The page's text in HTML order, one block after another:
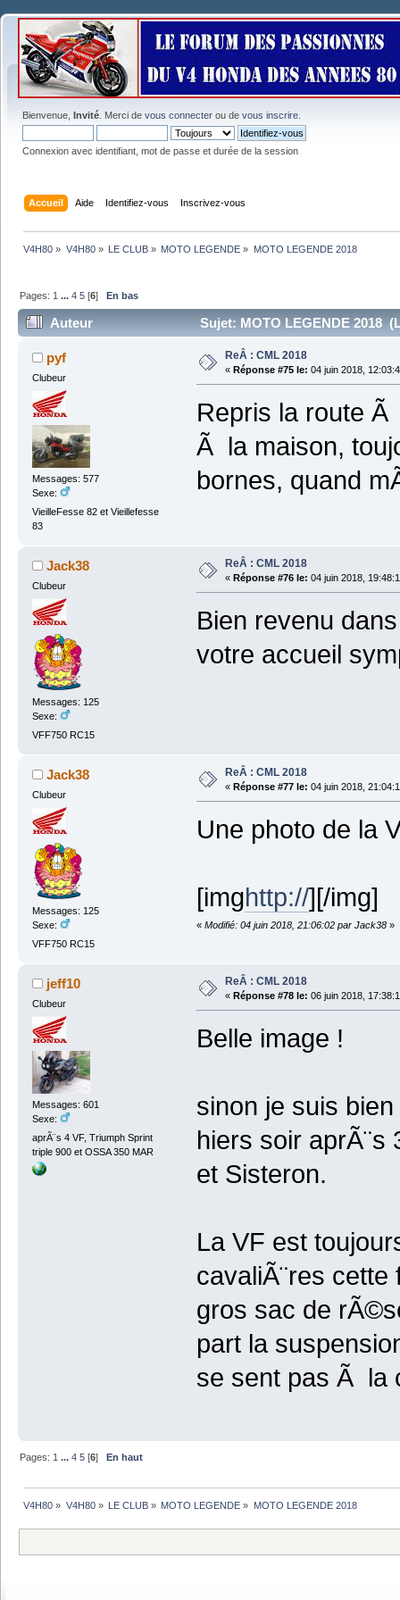
Bienvenue, Invité . Merci de vous connecter ou de vous inscrire
Connexion avec identifiant, mot de passe et durée de la session
Accueil Aide Identifiez-vous Inscrivez-vous
V4H80 » V4H80» LE CLUB» MOTO LEGENDE » MOTO LEGENDE 2018
Pages: 1 ...4 5 [6]En bas
Auteur Sujet: MOTO LEGENDE 2018
pyf
Clubeur
Messages: 577
Sexe:
VieilleFesse 82 et Vieillefesse
83
ReÂ : CML 2018
« Réponse #75 le: 04 juin 2018,
Repris la route
Ã la maison,
bornes, quand
Jack38
Clubeur
Messages: 125
Sexe:
VFF750 RC15
ReÂ : CML 2018
« Réponse #76 le: 04 juin 2018,
Bien revenu
votre accueil
Jack38
Clubeur
Messages: 125
Sexe:
VFF750 RC15
ReÂ : CML 2018
« Réponse #77 le: 04 juin 2018,
Une photo de la
[imghttp://][/img]
« Modifié: 04 juin 2018, 21:06:02 par Jack38»
jeff10
Clubeur
Messages: 601
Sexe:
aprÃ¨s 4 VF, Triumph Sprint
triple 900 et OSSA 350 MAR
ReÂ : CML 2018
« Réponse #78 le: 06 juin 2018,
Belle image !
sinon je suis
hiers soir
et Sisteron.
La VF est
cavaliÃ¨res
gros sac de
part la
se sent pas Ã la
Pages: 1 ...4 5 [6]En haut
V4H80 » V4H80» LE CLUB» MOTO LEGENDE » MOTO LEGENDE 2018